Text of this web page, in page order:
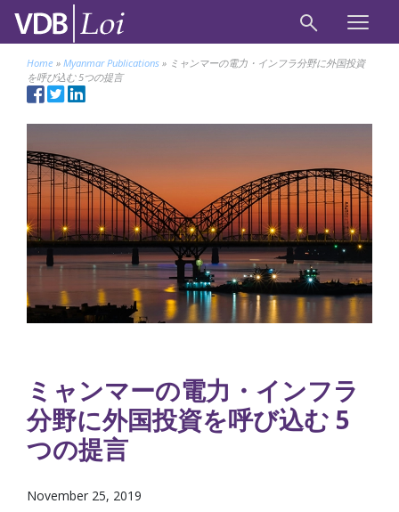
Home » Myanmar Publications » ミャンマーの電力・インフラ分野に外国投資
を呼び込む 5つの提言
ミャンマーの電力・インフラ
分野に外国投資を呼び込む 5
つの提言
November 25, 2019